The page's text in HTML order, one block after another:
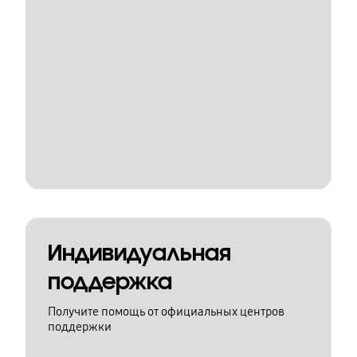
Индивидуальная
поддержка
Получите помощь от официальных центров
поддержки